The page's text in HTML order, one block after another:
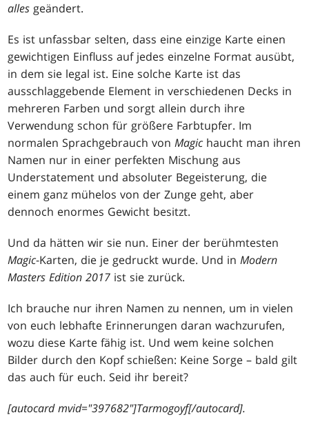
alles geändert.
Es ist unfassbar selten, dass eine einzige Karte einen
gewichtigen Einfluss auf jedes einzelne Format ausübt,
in dem sie legal ist. Eine solche Karte ist das
ausschlaggebende Element in verschiedenen Decks in
mehreren Farben und sorgt allein durch ihre
Verwendung schon für größere Farbtupfer. Im
normalen Sprachgebrauch vonMagic haucht man ihren
Namen nur in einer perfekten Mischung aus
Understatement und absoluter Begeisterung, die
einem ganz mühelos von der Zunge geht, aber
dennoch enormes Gewicht besitzt.
Und da hätten wir sie nun. Einer der berühmtesten
Magic-Karten, die je gedruckt wurde. Und inModern
Masters Edition 2017 ist sie zurück.
Ich brauche nur ihren Namen zu nennen, um in vielen
von euch lebhafte Erinnerungen daran wachzurufen,
wozu diese Karte fähig ist. Und wem keine solchen
Bilder durch den Kopf schießen: Keine Sorge – bald gilt
das auch für euch. Seid ihr bereit?
[autocard mvid="397682"]Tarmogoyf[/autocard].